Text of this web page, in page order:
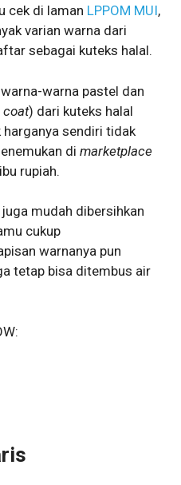
cek di laman LPPOM MUI,
varian warna dari
sebagai kuteks halal.
warna pastel dan
coat) dari kuteks halal
harganya sendiri tidak
di marketplace
rupiah.
mudah dibersihkan
cukup
warnanya pun
tetap bisa ditembus air